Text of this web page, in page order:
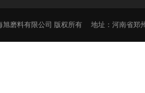
旭磨料有限公司 版权所有 地址：河南省